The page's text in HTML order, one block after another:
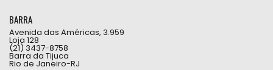
BARRA
Avenida das Américas, 3.959
Loja 128
(21) 3437-8758
Barra da Tijuca
Rio de Janeiro-RJ